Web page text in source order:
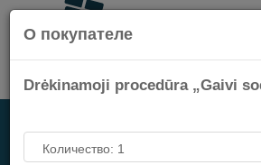
НА СПА-
О покупателе
Drėkinamoji procedūra „Gaivi